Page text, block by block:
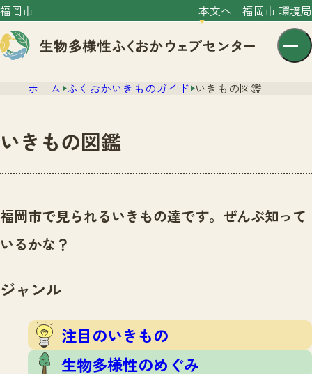
福岡市 本文へ 福岡市 環境局
センター紹介
センター紹介TOP
サイトポリシー
ニュース
いきものガイド
注目のいきもの
生物多様性のめぐみ
いきもの図鑑
イベント
いきもの調査隊
調査レポート
ホーム ふくおかいきものガイド いきもの図鑑
いきもの図鑑
福岡市で見られるいきもの達です。ぜんぶ知って
いるかな？
ジャンル
注目のいきもの
生物多様性のめぐみ